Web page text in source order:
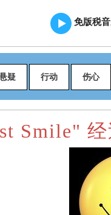
免版税
疑 行动 伤心
Smile"